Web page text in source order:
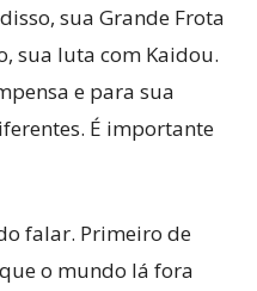
sua Grande Frota
sua luta com Kaidou.
e para sua
É importante
falar. Primeiro de
o mundo lá fora